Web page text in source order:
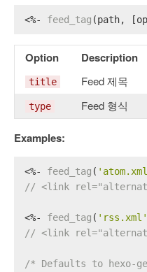
<%- feed_tag (path,
Option Description
title Feed 제목
type Feed 형식
Examples:
<%- feed_tag (
// <link
<%- feed_tag ( 'rss.xml'
// <link
/* Defaults to hexo-